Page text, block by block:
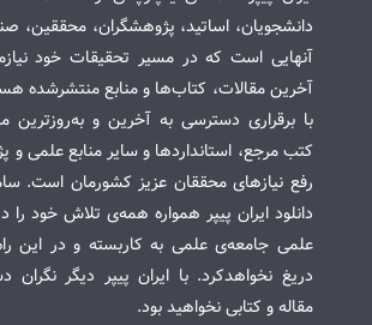
دانشجویان، اساتید، پژوهشگران، محققین،
آنهایی است که در مسیر تحقیقات خود
آخرین مقالات، کتاب‌ها و منابع منتشرشده
با برقراری دسترسی به آخرین و به‌روزترین
کتب مرجع، استانداردها و سایر منابع علمی
رفع نیازهای محققان عزیز کشورمان است.
دانلود ایران پیپر همواره همه‌ی تلاش خود را
علمی جامعه‌ی علمی به کاربسته و در این
دریغ نخواهدکرد. با ایران پیپر دیگر
مقاله و کتابی نخواهید بود.